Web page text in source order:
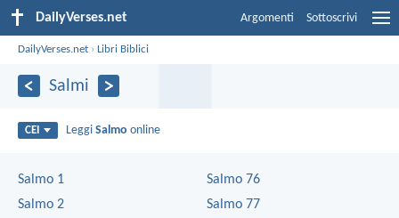
DailyVerses.net Argomenti Sottoscrivi
DailyVerses.net ›Libri Biblici
Salmi
CEI LeggiSalmo online
Salmo 1
Salmo 2
Salmo 76
Salmo 77